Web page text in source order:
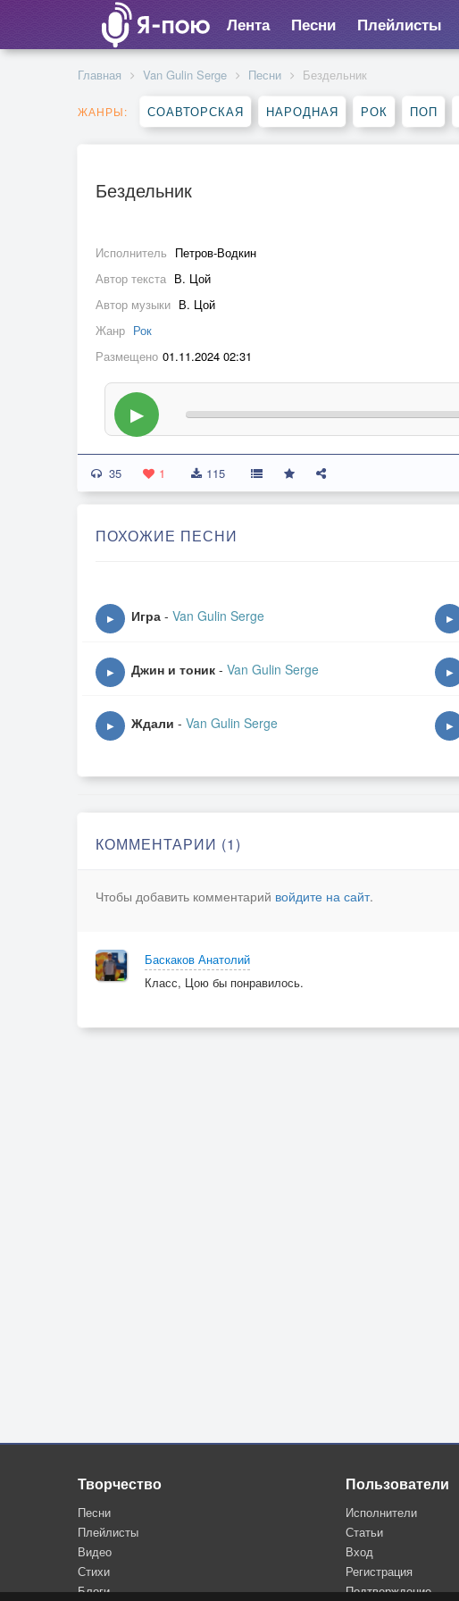
Лента Песни Плейлисты
Главная Van Gulin Serge Песни Бездельник
ЖАНРЫ: СОАВТОРСКАЯ НАРОДНАЯ РОК ПОП
Бездельник
Исполнитель Петров-Водкин
Автор текста В. Цой
Автор музыки В. Цой
Жанр Рок
Размещено 01.11.2024 02:31
▶
35 1 115
ПОХОЖИЕ ПЕСНИ
▶ Игра - Van Gulin Serge ▶
▶ Джин и тоник - Van Gulin Serge ▶
▶ Ждали - Van Gulin Serge ▶
КОММЕНТАРИИ (1)
Чтобы добавить комментарий войдите на сайт.
Баскаков Анатолий
Класс, Цою бы понравилось.
Творчество
Песни
Плейлисты
Видео
Стихи
Блоги
Пользователи
Исполнители
Статьи
Вход
Регистрация
Подтверждение